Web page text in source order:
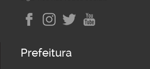
Prefeitura